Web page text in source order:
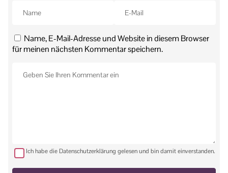
Name, E-Mail-Adresse und Website in diesem Browser
für meinen nächsten Kommentar speichern.
Ich habe die Datenschutzerklärung gelesen und bin damit einverstanden.